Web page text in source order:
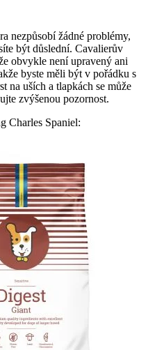
nezpůsobí žádné problémy,
být důslední. Cavalierův
obvykle není upravený ani
byste měli být v pořádku s
na uších a tlapkách se může
zvýšenou pozornost.
Charles Spaniel: